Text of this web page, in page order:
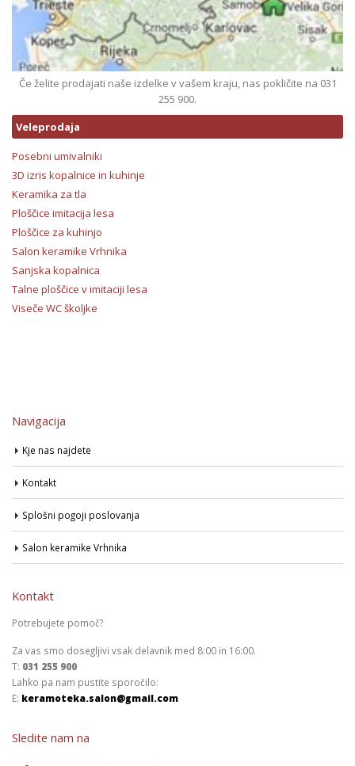
Če želite prodajati naše izdelke v vašem kraju, nas pokličite na 031
255 900.
Veleprodaja
Posebni umivalniki
3D izris kopalnice in kuhinje
Keramika za tla
Ploščice imitacija lesa
Ploščice za kuhinjo
Salon keramike Vrhnika
Sanjska kopalnica
Talne ploščice v imitaciji lesa
Viseče WC školjke
Navigacija
Kje nas najdete
Kontakt
Splošni pogoji poslovanja
Salon keramike Vrhnika
Kontakt
Potrebujete pomoč?
Za vas smo dosegljivi vsak delavnik med 8:00 in 16:00.
T: 031 255 900
Lahko pa nam pustite sporočilo:
E: keramoteka.salon@gmail.com
Sledite nam na